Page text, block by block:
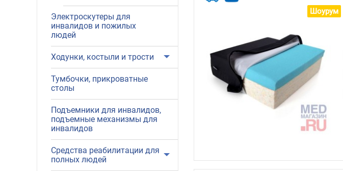
Электроскутеры для
инвалидов и пожилых
людей
Ходунки, костыли и трости
Тумбочки, прикроватные
столы
Подъемники для инвалидов,
подъемные механизмы для
инвалидов
Средства реабилитации для
полных людей
Шоурум